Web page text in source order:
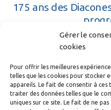
Gérer le
cookies
Pour offrir les meilleures
telles que les cookies pour stocker
appareils. Le fait de consentir à
traiter des données telles que le
uniques sur ce site. Le fait de ne
175 ans des